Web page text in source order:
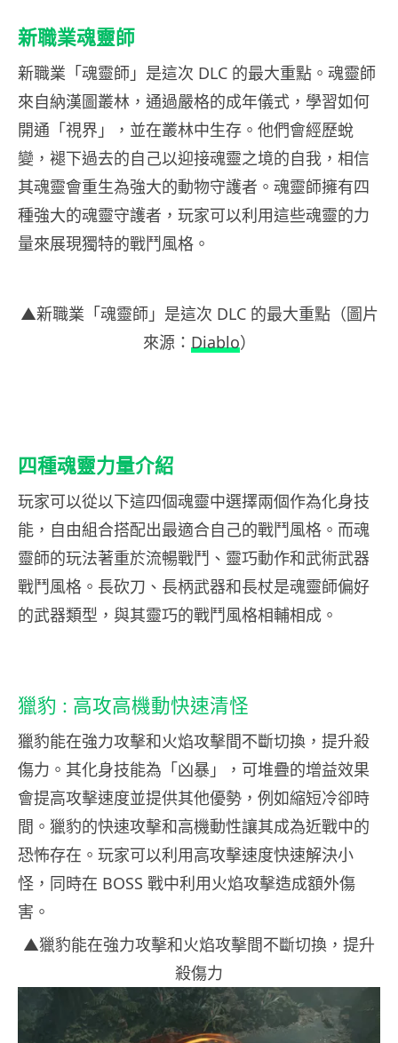
新職業魂靈師
新職業「魂靈師」是這次 DLC 的最大重點。魂靈師
來自納漢圖叢林，通過嚴格的成年儀式，學習如何
開通「視界」，並在叢林中生存。他們會經歷蛻
變，褪下過去的自己以迎接魂靈之境的自我，相信
其魂靈會重生為強大的動物守護者。魂靈師擁有四
種強大的魂靈守護者，玩家可以利用這些魂靈的力
量來展現獨特的戰鬥風格。
▲新職業「魂靈師」是這次 DLC 的最大重點（圖片
來源： Diablo）
四種魂靈力量介紹
玩家可以從以下這四個魂靈中選擇兩個作為化身技
能，自由組合搭配出最適合自己的戰鬥風格。而魂
靈師的玩法著重於流暢戰鬥、靈巧動作和武術武器
戰鬥風格。長砍刀、長柄武器和長杖是魂靈師偏好
的武器類型，與其靈巧的戰鬥風格相輔相成。
獵豹 : 高攻高機動快速清怪
獵豹能在強力攻擊和火焰攻擊間不斷切換，提升殺
傷力。其化身技能為「凶暴」，可堆疊的增益效果
會提高攻擊速度並提供其他優勢，例如縮短冷卻時
間。獵豹的快速攻擊和高機動性讓其成為近戰中的
恐怖存在。玩家可以利用高攻擊速度快速解決小
怪，同時在 BOSS 戰中利用火焰攻擊造成額外傷
害。
▲獵豹能在強力攻擊和火焰攻擊間不斷切換，提升
殺傷力